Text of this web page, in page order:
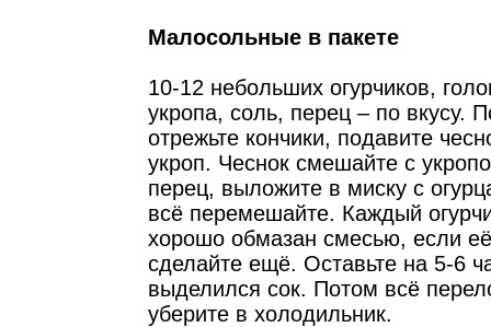
Малосольные в пакете
10-12 небольших огурчиков,
укропа, соль, перец – по вкусу.
отрежьте кончики, подавите
укроп. Чеснок смешайте с
перец, выложите в миску с
всё перемешайте. Каждый
хорошо обмазан смесью, если
сделайте ещё. Оставьте на 5-6
выделился сок. Потом всё
уберите в холодильник.